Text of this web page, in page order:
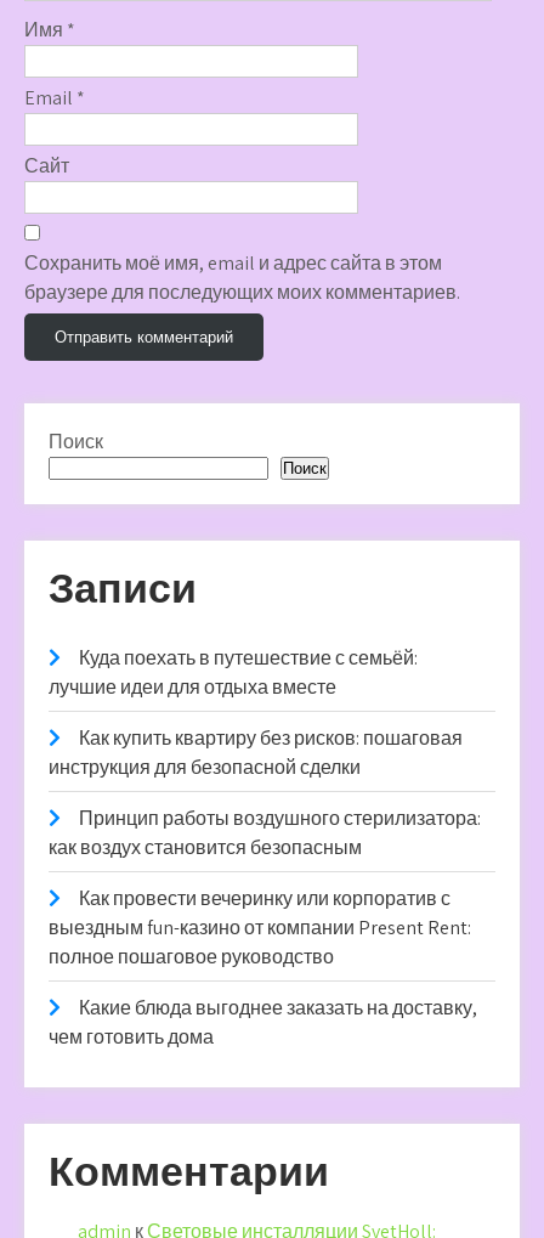
Имя *
Email *
Сайт
Сохранить моё имя, email и адрес сайта в этом
браузере для последующих моих комментариев.
Поиск
Поиск
Записи
Куда поехать в путешествие с семьёй:
лучшие идеи для отдыха вместе
Как купить квартиру без рисков: пошаговая
инструкция для безопасной сделки
Принцип работы воздушного стерилизатора:
как воздух становится безопасным
Как провести вечеринку или корпоратив с
выездным fun-казино от компании Present Rent:
полное пошаговое руководство
Какие блюда выгоднее заказать на доставку,
чем готовить дома
Комментарии
admin кСветовые инсталляции SvetHoll: